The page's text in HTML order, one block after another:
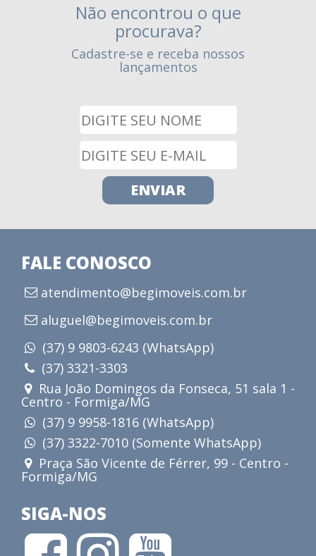
Não encontrou o que
procurava?
Cadastre-se e receba nossos
lançamentos
FALE CONOSCO
atendimento@begimoveis.com.br
aluguel@begimoveis.com.br
(37) 9 9803-6243 (WhatsApp)
(37) 3321-3303
Rua João Domingos da Fonseca, 51 sala 1 -
Centro - Formiga/MG
(37) 9 9958-1816 (WhatsApp)
(37) 3322-7010 (Somente WhatsApp)
Praça São Vicente de Férrer, 99 - Centro -
Formiga/MG
SIGA-NOS